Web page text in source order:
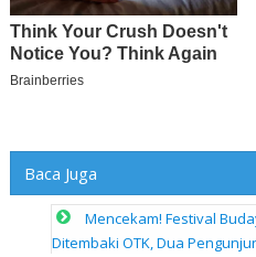
Baca Juga
Mencekam! Festival
Ditembaki OTK, Dua